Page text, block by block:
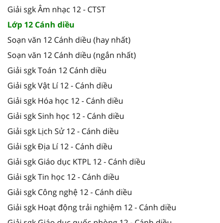
Giải sgk Âm nhạc 12 - CTST
Lớp 12 Cánh diều
Soạn văn 12 Cánh diều (hay nhất)
Soạn văn 12 Cánh diều (ngắn nhất)
Giải sgk Toán 12 Cánh diều
Giải sgk Vật Lí 12 - Cánh diều
Giải sgk Hóa học 12 - Cánh diều
Giải sgk Sinh học 12 - Cánh diều
Giải sgk Lịch Sử 12 - Cánh diều
Giải sgk Địa Lí 12 - Cánh diều
Giải sgk Giáo dục KTPL 12 - Cánh diều
Giải sgk Tin học 12 - Cánh diều
Giải sgk Công nghệ 12 - Cánh diều
Giải sgk Hoạt động trải nghiệm 12 - Cánh diều